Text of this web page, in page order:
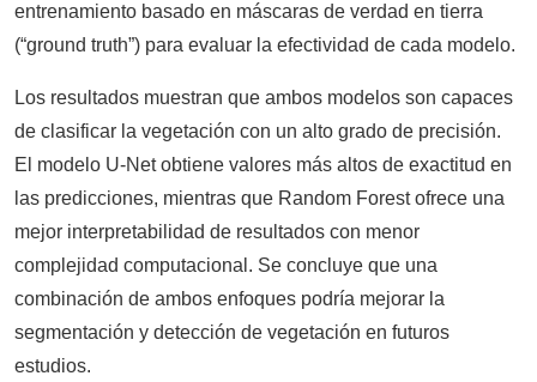
entrenamiento basado en máscaras de verdad en tierra
(“ground truth”) para evaluar la efectividad de cada modelo.
Los resultados muestran que ambos modelos son capaces
de clasificar la vegetación con un alto grado de precisión.
El modelo U-Net obtiene valores más altos de exactitud en
las predicciones, mientras que Random Forest ofrece una
mejor interpretabilidad de resultados con menor
complejidad computacional. Se concluye que una
combinación de ambos enfoques podría mejorar la
segmentación y detección de vegetación en futuros
estudios.